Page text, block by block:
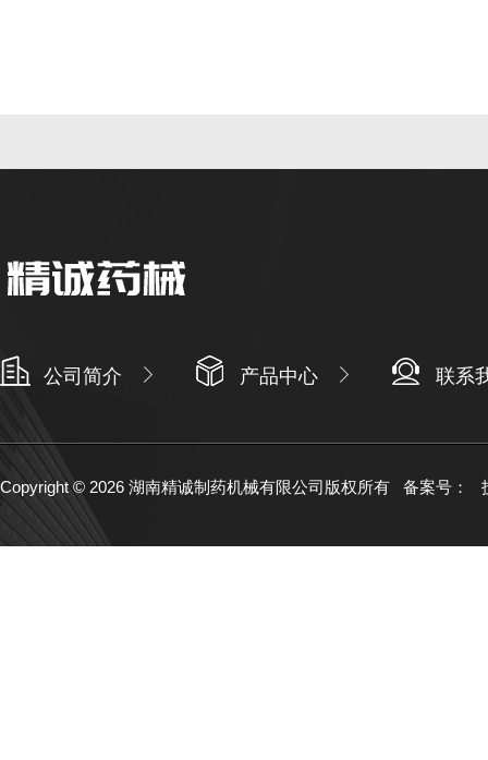
公司简介 产品中心 联系
Copyright © 2026 湖南精诚制药机械有限公司版权所有 备案号：